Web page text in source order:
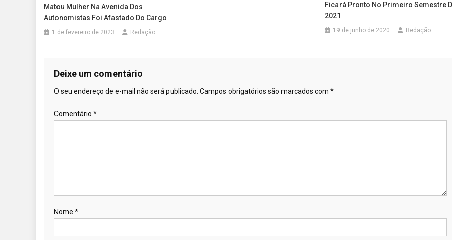
Matou Mulher Na Avenida Dos
Autonomistas Foi Afastado Do Cargo
1 de fevereiro de 2023 Redação
Ficará Pronto No Primeiro Semestre
2021
19 de junho de 2020 Redação
Deixe um comentário
O seu endereço de e-mail não será publicado. Campos obrigatórios são marcados com *
Comentário *
Nome *